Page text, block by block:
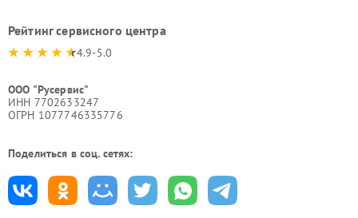
Рейтинг сервисного центра
4.9-5.0
ООО "Русервис"
ИНН 7702633247
ОГРН 1077746335776
Поделиться в соц. сетях: